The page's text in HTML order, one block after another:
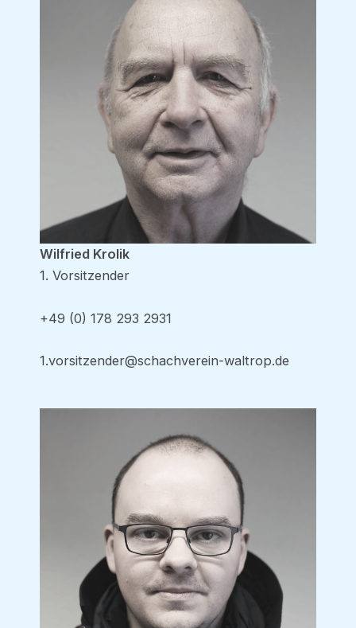
Wilfried Krolik
1. Vorsitzender
+49 (0) 178 293 2931
1.vorsitzender@schachverein-waltrop.de